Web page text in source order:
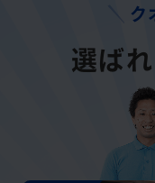
ク
選ば